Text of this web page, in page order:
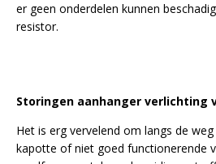
er geen onderdelen kunnen
resistor.
Storingen aanhanger verlichting
Het is erg vervelend om langs de
kapotte of niet goed functionerende